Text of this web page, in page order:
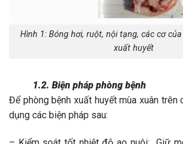
Hình 1: Bóng hơi, ruột, nội tạng, các cơ
xuất huyết
1.2. Biện pháp phòng bệnh
Để phòng bệnh xuất huyết mùa xuân trên
dụng các biện pháp sau: